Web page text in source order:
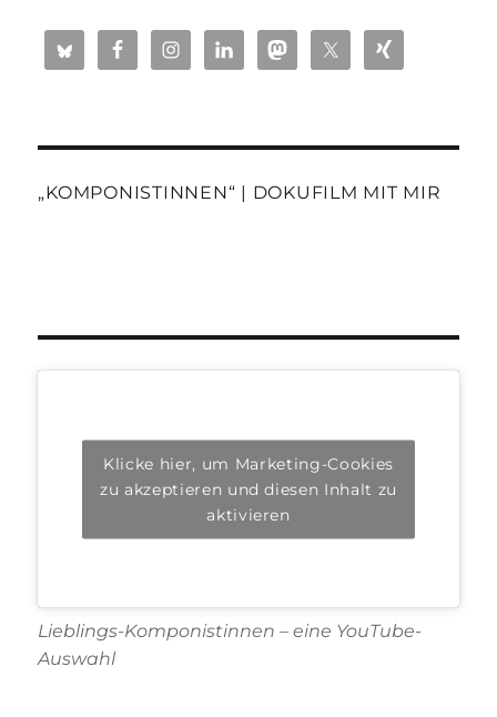
„KOMPONISTINNEN“ | DOKUFILM MIT MIR
Klicke hier, um Marketing-Cookies
zu akzeptieren und diesen Inhalt zu
aktivieren
Lieblings-Komponistinnen – eine YouTube-
Auswahl